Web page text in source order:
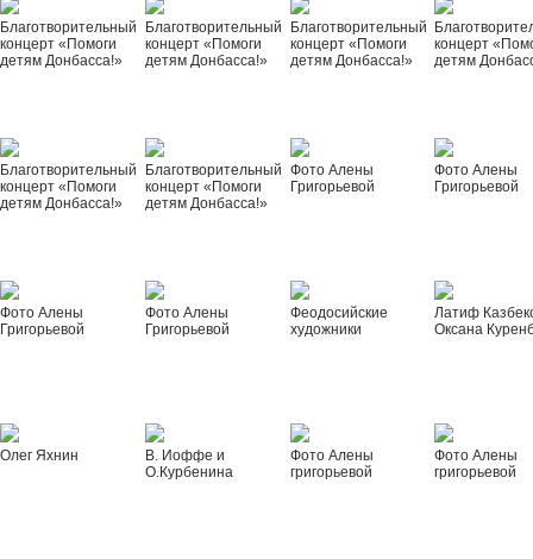
Благотворительный
концерт «Помоги
детям Донбасса!»
Благотворительный
концерт «Помоги
детям Донбасса!»
Благотворительный
концерт «Помоги
детям Донбасса!»
концерт
детям
Благотворительный
концерт «Помоги
детям Донбасса!»
Благотворительный
концерт «Помоги
детям Донбасса!»
Фото Алены
Григорьевой
Фото Алены
Григорьевой
Фото Алены
Григорьевой
Фото Алены
Григорьевой
Феодосийские
художники
Латиф
Оксана
Олег Яхнин
В. Иоффе и
О.Курбенина
Фото Алены
григорьевой
Фото Алены
григорьевой